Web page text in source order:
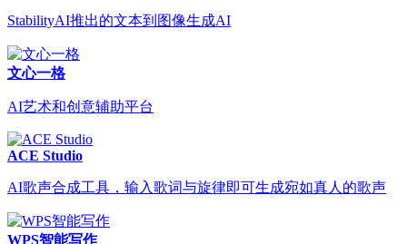
StabilityAI推出的文本到图像生成AI
文心一格
AI艺术和创意辅助平台
ACE Studio
AI歌声合成工具，输入歌词与旋律即可生成宛如真人的歌声
WPS智能写作